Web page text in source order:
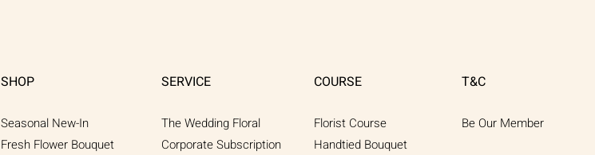
SHOP
Seasonal New-In
Fresh Flower Bouquet
SERVICE
The Wedding Floral
Corporate Subscription
COURSE
Florist Course
Handtied Bouquet
T&C
Be Our Member